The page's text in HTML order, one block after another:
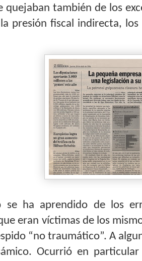
quejaban también de los
la presión fiscal indirecta,
se ha aprendido de los
eran víctimas de los
“no traumático”. A
Ocurrió en